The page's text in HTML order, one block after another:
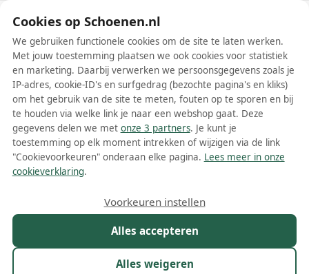
Schoenen.nl
Wis filters Alle filters
Witte Manfield damesschoenen
Meer lezen
Kleur 1
Cookies op Schoenen.nl
We gebruiken functionele cookies om de site te laten werken.
Met jouw toestemming plaatsen we ook cookies voor statistiek
en marketing. Daarbij verwerken we persoonsgegevens zoals je
IP-adres, cookie-ID's en surfgedrag (bezochte pagina's en kliks)
om het gebruik van de site te meten, fouten op te sporen en bij
te houden via welke link je naar een webshop gaat. Deze
gegevens delen we met onze 3 partners. Je kunt je
toestemming op elk moment intrekken of wijzigen via de link
"Cookievoorkeuren" onderaan elke pagina. Lees meer in onze
cookieverklaring.
Alles accepteren
Alles weigeren
Voorkeuren instellen